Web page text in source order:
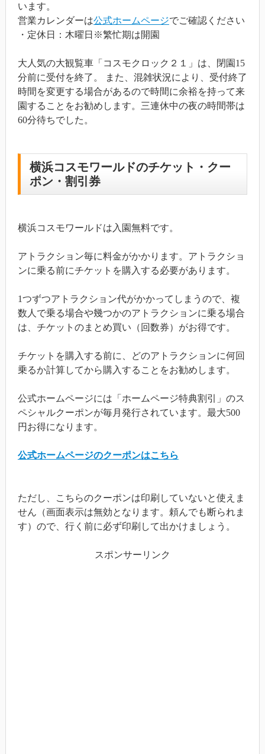
います。
営業カレンダーは公式ホームページでご確認ください
・定休日：木曜日※繁忙期は開園
大人気の大観覧車「コスモクロック２１」は、閉園15
分前に受付を終了。 また、混雑状況により、受付終了
時間を変更する場合があるので時間に余裕を持って来
園することをお勧めします。三連休中の夜の時間帯は
60分待ちでした。
横浜コスモワールドのチケット・クー
ポン・割引券
横浜コスモワールドは入園無料です。
アトラクション毎に料金がかかります。アトラクショ
ンに乗る前にチケットを購入する必要があります。
1つずつアトラクション代がかかってしまうので、複
数人で乗る場合や幾つかのアトラクションに乗る場合
は、チケットのまとめ買い（回数券）がお得です。
チケットを購入する前に、どのアトラクションに何回
乗るか計算してから購入することをお勧めします。
公式ホームページには「ホームページ特典割引」のス
ペシャルクーポンが毎月発行されています。最大500
円お得になります。
公式ホームページのクーポンはこちら
ただし、こちらのクーポンは印刷していないと使えま
せん（画面表示は無効となります。頼んでも断られま
す）ので、行く前に必ず印刷して出かけましょう。
スポンサーリンク